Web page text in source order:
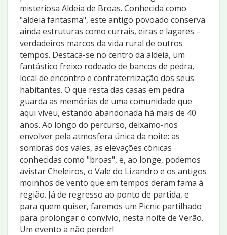
misteriosa Aldeia de Broas. Conhecida como
"aldeia fantasma", este antigo povoado conserva
ainda estruturas como currais, eiras e lagares –
verdadeiros marcos da vida rural de outros
tempos. Destaca-se no centro da aldeia, um
fantástico freixo rodeado de bancos de pedra,
local de encontro e confraternização dos seus
habitantes. O que resta das casas em pedra
guarda as memórias de uma comunidade que
aqui viveu, estando abandonada há mais de 40
anos. Ao longo do percurso, deixamo-nos
envolver pela atmosfera única da noite: as
sombras dos vales, as elevações cónicas
conhecidas como "broas", e, ao longe, podemos
avistar Cheleiros, o Vale do Lizandro e os antigos
moinhos de vento que em tempos deram fama à
região. Já de regresso ao ponto de partida, e
para quem quiser, faremos um Picnic partilhado
para prolongar o convívio, nesta noite de Verão.
Um evento a não perder!